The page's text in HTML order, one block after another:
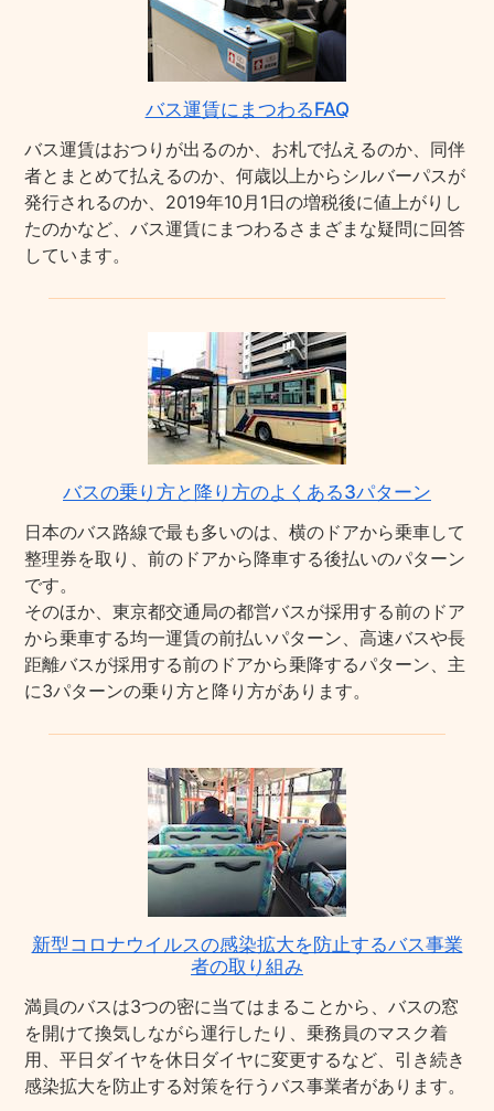
バス運賃にまつわるFAQ
バス運賃はおつりが出るのか、お札で払えるのか、同伴
者とまとめて払えるのか、何歳以上からシルバーパスが
発行されるのか、2019年10月1日の増税後に値上がりし
たのかなど、バス運賃にまつわるさまざまな疑問に回答
しています。
バスの乗り方と降り方のよくある3パターン
日本のバス路線で最も多いのは、横のドアから乗車して
整理券を取り、前のドアから降車する後払いのパターン
です。
そのほか、東京都交通局の都営バスが採用する前のドア
から乗車する均一運賃の前払いパターン、高速バスや長
距離バスが採用する前のドアから乗降するパターン、主
に3パターンの乗り方と降り方があります。
新型コロナウイルスの感染拡大を防止するバス事業
者の取り組み
満員のバスは3つの密に当てはまることから、バスの窓
を開けて換気しながら運行したり、乗務員のマスク着
用、平日ダイヤを休日ダイヤに変更するなど、引き続き
感染拡大を防止する対策を行うバス事業者があります。